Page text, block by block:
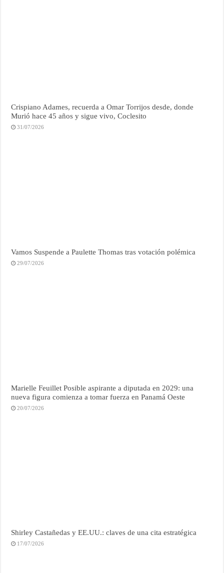
Crispiano Adames, recuerda a Omar Torrijos desde, donde
Murió hace 45 años y sigue vivo, Coclesito
31/07/2026
Vamos Suspende a Paulette Thomas tras votación polémica
29/07/2026
Marielle Feuillet Posible aspirante a diputada en 2029: una
nueva figura comienza a tomar fuerza en Panamá Oeste
20/07/2026
Shirley Castañedas y EE.UU.: claves de una cita estratégica
17/07/2026